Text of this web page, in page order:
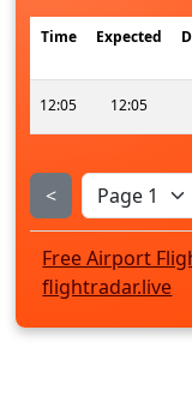
Time Expected
12:05 12:05
<
Free Airport
flightradar.live